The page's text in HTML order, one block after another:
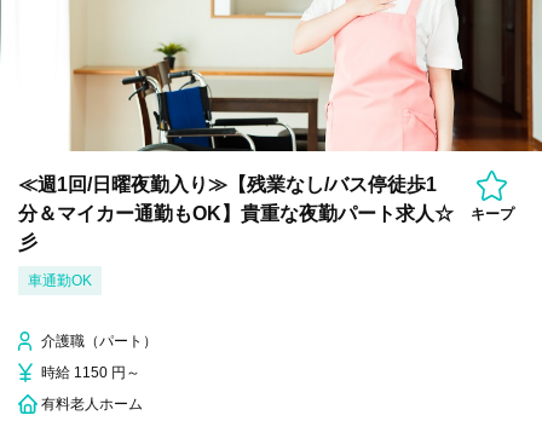
≪週1回/日曜夜勤入り≫【残業なし/バス停徒歩1
分＆マイカー通勤もOK】貴重な夜勤パート求人☆
彡
キープ
車通勤OK
介護職（パート）
時給 1150 円～
有料老人ホーム